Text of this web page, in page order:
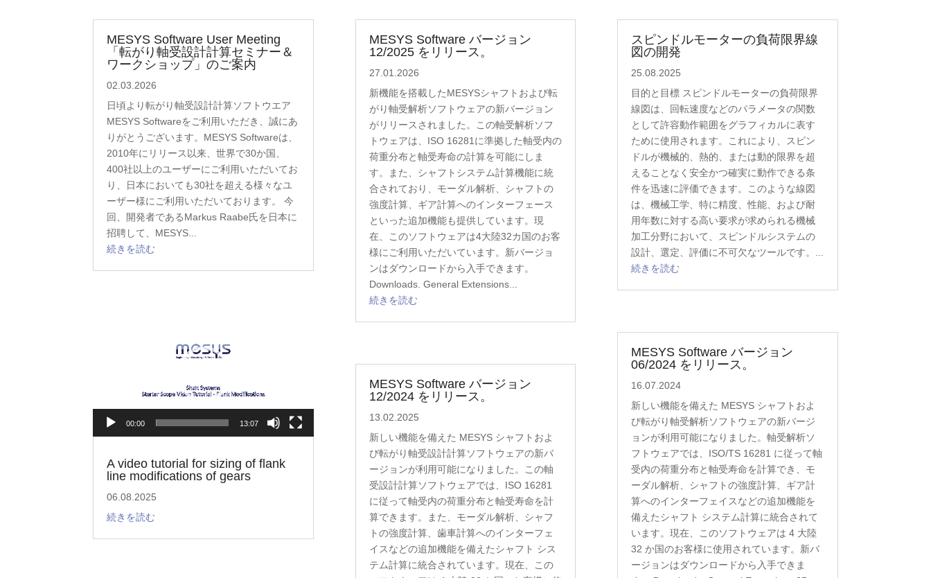
MESYS Software User Meeting
「転がり軸受設計計算セミナー＆
ワークショップ」のご案内
02.03.2026
日頃より転がり軸受設計計算ソフトウエア
MESYS Softwareをご利用いただき、誠にあ
りがとうございます。MESYS Softwareは、
2010年にリリース以来、世界で30か国、
400社以上のユーザーにご利用いただいてお
り、日本においても30社を超える様々なユ
ーザー様にご利用いただいております。 今
回、開発者であるMarkus Raabe氏を日本に
招聘して、MESYS...
続きを読む
00:00 13:07
A video tutorial for sizing of flank
line modifications of gears
06.08.2025
続きを読む
MESYS Software バージョン
12/2025 をリリース。
27.01.2026
新機能を搭載したMESYSシャフトおよび転
がり軸受解析ソフトウェアの新バージョン
がリリースされました。この軸受解析ソフ
トウェアは、ISO 16281に準拠した軸受内の
荷重分布と軸受寿命の計算を可能にしま
す。また、シャフトシステム計算機能に統
合されており、モーダル解析、シャフトの
強度計算、ギア計算へのインターフェース
といった追加機能も提供しています。現
在、このソフトウェアは4大陸32カ国のお客
様にご利用いただいています。新バージョ
ンはダウンロードから入手できます。
Downloads. General Extensions...
続きを読む
MESYS Software バージョン
12/2024 をリリース。
13.02.2025
新しい機能を備えた MESYS シャフトおよ
び転がり軸受設計計算ソフトウェアの新バ
ージョンが利用可能になりました。この軸
受設計計算ソフトウェアでは、ISO 16281
に従って軸受内の荷重分布と軸受寿命を計
算できます。また、モーダル解析、シャフ
トの強度計算、歯車計算へのインターフェ
イスなどの追加機能を備えたシャフト シス
テム計算に統合されています。現在、この
スピンドルモーターの負荷限界線
図の開発
25.08.2025
目的と目標 スピンドルモーターの負荷限界
線図は、回転速度などのパラメータの関数
として許容動作範囲をグラフィカルに表す
ために使用されます。これにより、スピン
ドルが機械的、熱的、または動的限界を超
えることなく安全かつ確実に動作できる条
件を迅速に評価できます。このような線図
は、機械工学、特に精度、性能、および耐
用年数に対する高い要求が求められる機械
加工分野において、スピンドルシステムの
設計、選定、評価に不可欠なツールです。...
続きを読む
MESYS Software バージョン
06/2024 をリリース。
16.07.2024
新しい機能を備えた MESYS シャフトおよ
び転がり軸受解析ソフトウェアの新バージ
ョンが利用可能になりました。軸受解析ソ
フトウェアでは、ISO/TS 16281 に従って軸
受内の荷重分布と軸受寿命を計算でき、モ
ーダル解析、シャフトの強度計算、ギア計
算へのインターフェイスなどの追加機能を
備えたシャフト システム計算に統合されて
います。現在、このソフトウェアは 4 大陸
32 か国のお客様に使用されています。新バ
ージョンはダウンロードから入手できま